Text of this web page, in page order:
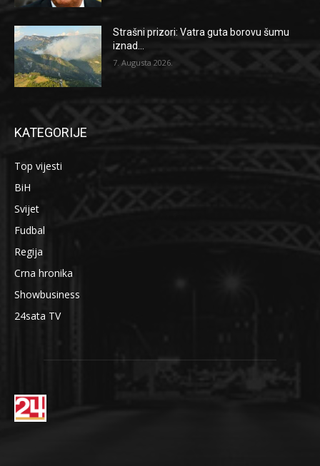
Strašni prizori: Vatra guta borovu šumu
iznad...
7. Augusta 2026.
KATEGORIJE
Top vijesti
BiH
Svijet
Fudbal
Regija
Crna hronika
Showbusiness
24sata TV